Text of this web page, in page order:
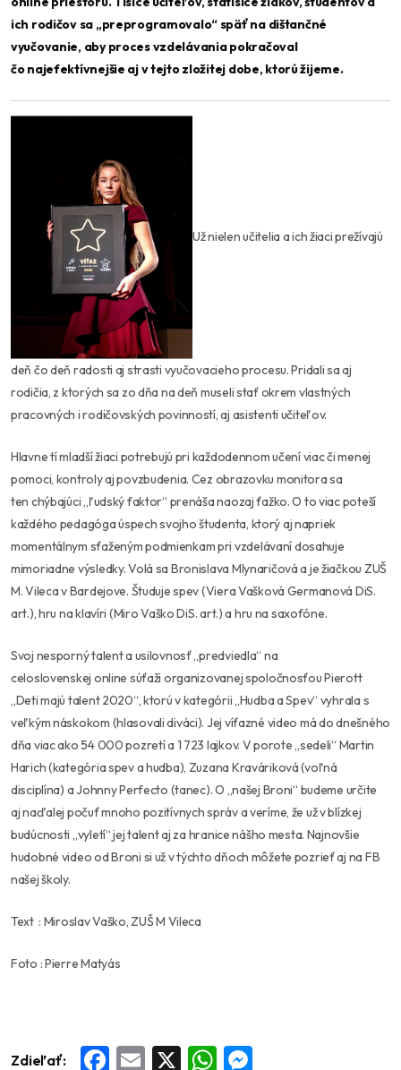
ich rodičov sa „preprogramovalo“ späť na dištančné
vyučovanie, aby proces vzdelávania pokračoval
čo najefektívnejšie aj v tejto zložitej dobe, ktorú žijeme.
Už nielen učitelia a ich žiaci prežívajú
deň čo deň radosti aj strasti vyučovacieho procesu. Pridali sa aj
rodičia, z ktorých sa zo dňa na deň museli stať okrem vlastných
pracovných i rodičovských povinností, aj asistenti učiteľov.
Hlavne tí mladší žiaci potrebujú pri každodennom učení viac či menej
pomoci, kontroly aj povzbudenia. Cez obrazovku monitora sa
ten chýbajúci „ľudský faktor“ prenáša naozaj ťažko. O to viac poteší
každého pedagóga úspech svojho študenta, ktorý aj napriek
momentálnym sťaženým podmienkam pri vzdelávaní dosahuje
mimoriadne výsledky. Volá sa Bronislava Mlynaričová a je žiačkou ZUŠ
M. Vileca v Bardejove. Študuje spev (Viera Vašková Germanová DiS.
art.), hru na klavíri (Miro Vaško DiS. art.) a hru na saxofóne.
Svoj nesporný talent a usilovnosť „predviedla“ na
celoslovenskej online súťaži organizovanej spoločnosťou Pierott
„Deti majú talent 2020“, ktorú v kategórii „Hudba a Spev“ vyhrala s
veľkým náskokom (hlasovali diváci). Jej víťazné video má do dnešného
dňa viac ako 54 000 pozretí a 1 723 lajkov. V porote „sedeli“ Martin
Harich (kategória spev a hudba), Zuzana Kraváriková (voľná
disciplína) a Johnny Perfecto (tanec). O „našej Broni“ budeme určite
aj naďalej počuť mnoho pozitívnych správ a veríme, že už v blízkej
budúcnosti „vyletí“ jej talent aj za hranice nášho mesta. Najnovšie
hudobné video od Broni si už v týchto dňoch môžete pozrieť aj na FB
našej školy.
Text : Miroslav Vaško, ZUŠ M Vileca
Foto : Pierre Matyás
Zdieľať: Facebook
Email WhatsApp